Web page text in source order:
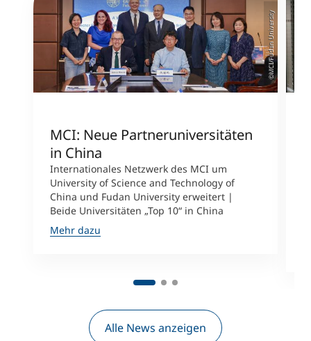
©MCI/Fudan University
MCI: Neue Partneruniversitäten
in China
Internationales Netzwerk des MCI um
University of Science and Technology of
China und Fudan University erweitert |
Beide Universitäten „Top 10“ in China
Mehr dazu
Alle News anzeigen